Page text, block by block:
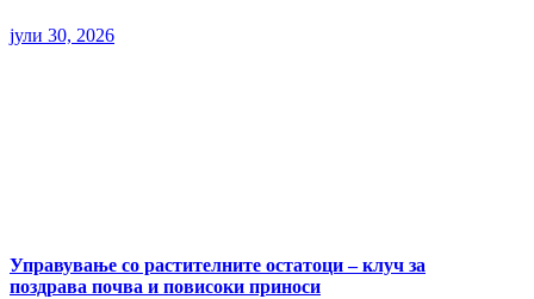
јули 30, 2026
Управување со растителните остатоци – клуч за
поздрава почва и повисоки приноси